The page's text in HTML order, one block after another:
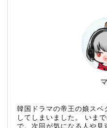
韓国ドラマの帝王の娘スベ
してしまいました。 いま
で、次回が気になる人や見